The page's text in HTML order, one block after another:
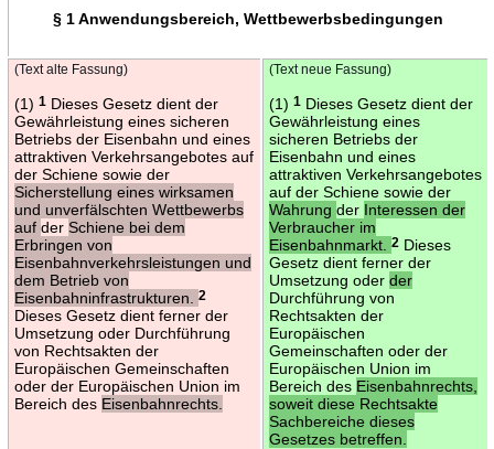
§ 1 Anwendungsbereich, Wettbewerbsbedingungen
(Text alte Fassung)
(1) 1Dieses Gesetz dient der
Gewährleistung eines sicheren
Betriebs der Eisenbahn und eines
attraktiven Verkehrsangebotes auf
der Schiene sowie der
Sicherstellung eines wirksamen
und unverfälschten Wettbewerbs
auf der Schiene bei dem
Erbringen von
Eisenbahnverkehrsleistungen und
dem Betrieb von
Eisenbahninfrastrukturen.
2
Dieses Gesetz dient ferner der
Umsetzung oder Durchführung
von Rechtsakten der
Europäischen Gemeinschaften
oder der Europäischen Union im
Bereich des Eisenbahnrechts.
(Text neue Fassung)
(1) 1Dieses Gesetz dient der
Gewährleistung eines
sicheren Betriebs der
Eisenbahn und eines
attraktiven Verkehrsangebotes
auf der Schiene sowie der
Wahrung der Interessen der
Verbraucher im
Eisenbahnmarkt.
2Dieses
Gesetz dient ferner der
Umsetzung oder der
Durchführung von
Rechtsakten der
Europäischen
Gemeinschaften oder der
Europäischen Union im
Bereich des Eisenbahnrechts,
soweit diese Rechtsakte
Sachbereiche dieses
Gesetzes betreffen.